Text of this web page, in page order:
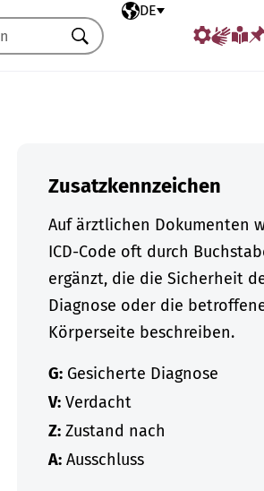
Ausgewählte
DE
Suchen
Zusatzkennzeichen
Auf ärztlichen Dokumenten
ICD-Code oft durch
ergänzt, die die Sicherheit
Diagnose oder die
Körperseite beschreiben.
G:Gesicherte Diagnose
V:Verdacht
Z:Zustand nach
A:Ausschluss